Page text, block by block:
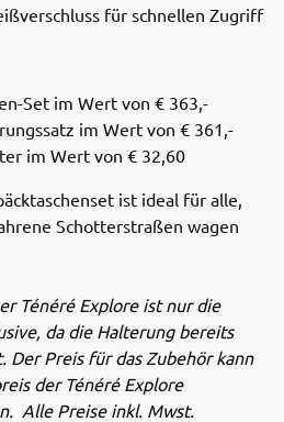
für schnellen Zugriff
Set im Wert von € 363,-
im Wert von € 361,-
im Wert von € 32,60
ist ideal für alle,
Schotterstraßen wagen
Ténéré Explore ist nur die
da die Halterung bereits
Preis für das Zubehör kann
der Ténéré Explore
Alle Preise inkl. Mwst.